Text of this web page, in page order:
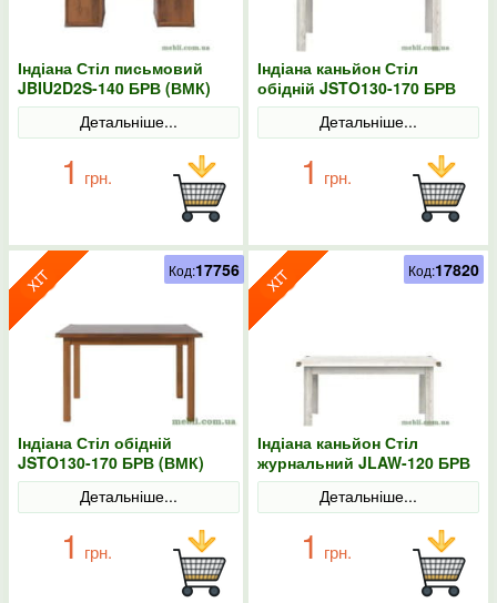
Індіана Стіл письмовий
JBIU2D2S-140 БРВ (ВМК)
Детальніше...
1 грн.
Індіана каньйон Стіл
обідній JSTO130-170 БРВ
(ВМК)
Детальніше...
1 грн.
Індіана Стіл обідній
JSTO130-170 БРВ (ВМК)
Детальніше...
1 грн.
Код:17756
Індіана каньйон Стіл
журнальний JLAW-120 БРВ
(ВМК)
Детальніше...
1 грн.
Код:17820